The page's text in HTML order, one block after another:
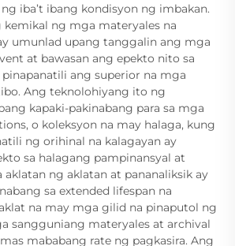
iba’t ibang kondisyon ng imbakan.
ng mga materyales na
umunlad upang tanggalin ang mga
at bawasan ang epekto nito sa
ang superior na mga
Ang teknolohiyang ito ng
kapaki-pakinabang para sa mga
o koleksyon na may halaga, kung
ng orihinal na kalagayan ay
sa halagang pampinansyal at
ng aklatan at pananaliksik ay
sa extended lifespan na
na may mga gilid na pinaputol ng
sangguniang materyales at archival
mababang rate ng pagkasira. Ang